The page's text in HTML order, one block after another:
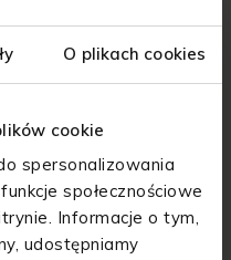
O plikach cookies
cookie
spersonalizowania
społecznościowe
Informacje o tym,
udostępniamy
w diecie